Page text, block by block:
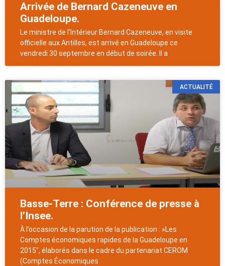
Arrivée de Bernard Cazeneuve en
Guadeloupe.
Le ministre de l’Intérieur Bernard Cazeneuve, en visite
officielle aux Antilles, est arrivé en Guadeloupe ce
vendredi 30 septembre en début de soirée. Il a
ACTUALITÉ
Basse-Terre : Conférence de presse à
l’Insee.
À l’occasion de la parution de la publication : »Les
Comptes économiques rapides de la Guadeloupe en
2015″, élaborés dans le cadre du partenariat CEROM
(Comptes Économiques